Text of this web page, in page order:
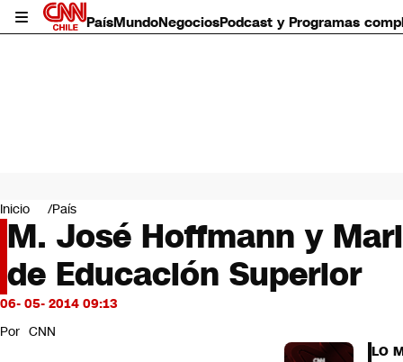
PaísMundoNegociosPodcast y Programas
Mundo
Negocios
Deportes
Programas completos
Cultura
Servicios
Bits
CNN Data
Inicio País
M. José Hoffmann y
de Educación Superior
06- 05- 2014 09:13
Por CNN
LO